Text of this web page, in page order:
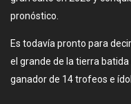
pronóstico.
Es todavía pronto para
el grande de la tierra
ganador de 14 trofeos e